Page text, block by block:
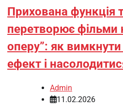
Прихована функція
перетворює фільми
оперу”: як
ефект і
Admin
11.02.2026